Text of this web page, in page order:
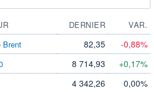
DERNIER
VAR.
Brent
82,35 -0,88%
8 714,93 +0,17%
4 342,26 0,00%